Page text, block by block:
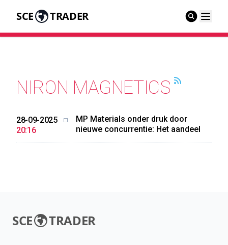
SCE TRADER
NIRON MAGNETICS
28-09-2025
20:16
MP Materials onder druk door
nieuwe concurrentie: Het aandeel
SCE TRADER